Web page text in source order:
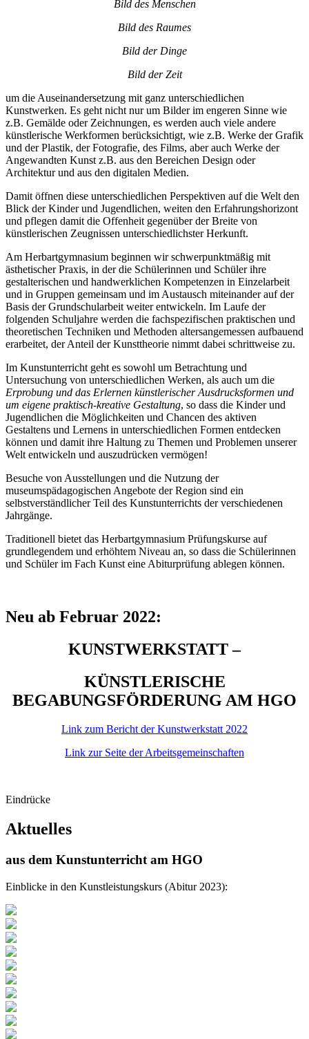
Bild des Menschen
Bild des Raumes
Bild der Dinge
Bild der Zeit
um die Auseinandersetzung mit ganz unterschiedlichen
Kunstwerken. Es geht nicht nur um Bilder im engeren Sinne wie
z.B. Gemälde oder Zeichnungen, es werden auch viele andere
künstlerische Werkformen berücksichtigt, wie z.B. Werke der Grafik
und der Plastik, der Fotografie, des Films, aber auch Werke der
Angewandten Kunst z.B. aus den Bereichen Design oder
Architektur und aus den digitalen Medien.
Damit öffnen diese unterschiedlichen Perspektiven auf die Welt den
Blick der Kinder und Jugendlichen, weiten den Erfahrungshorizont
und pflegen damit die Offenheit gegenüber der Breite von
künstlerischen Zeugnissen unterschiedlichster Herkunft.
Am Herbartgymnasium beginnen wir schwerpunktmäßig mit
ästhetischer Praxis, in der die Schülerinnen und Schüler ihre
gestalterischen und handwerklichen Kompetenzen in Einzelarbeit
und in Gruppen gemeinsam und im Austausch miteinander auf der
Basis der Grundschularbeit weiter entwickeln. Im Laufe der
folgenden Schuljahre werden die fachspezifischen praktischen und
theoretischen Techniken und Methoden altersangemessen aufbauend
erarbeitet, der Anteil der Kunsttheorie nimmt dabei schrittweise zu.
Im Kunstunterricht geht es sowohl um Betrachtung und
Untersuchung von unterschiedlichen Werken, als auch um die
Erprobung und das Erlernen künstlerischer Ausdrucksformen und
um eigene praktisch-kreative Gestaltung, so dass die Kinder und
Jugendlichen die Möglichkeiten und Chancen des aktiven
Gestaltens und Lernens in unterschiedlichen Formen entdecken
können und damit ihre Haltung zu Themen und Problemen unserer
Welt entwickeln und auszudrücken vermögen!
Besuche von Ausstellungen und die Nutzung der
museumspädagogischen Angebote der Region sind ein
selbstverständlicher Teil des Kunstunterrichts der verschiedenen
Jahrgänge.
Traditionell bietet das Herbartgymnasium Prüfungskurse auf
grundlegendem und erhöhtem Niveau an, so dass die Schülerinnen
und Schüler im Fach Kunst eine Abiturprüfung ablegen können.
Neu ab Februar 2022:
KUNSTWERKSTATT –
KÜNSTLERISCHE
BEGABUNGSFÖRDERUNG AM HGO
Link zum Bericht der Kunstwerkstatt 2022
Link zur Seite der Arbeitsgemeinschaften
Eindrücke
Aktuelles
aus dem Kunstunterricht am HGO
Einblicke in den Kunstleistungskurs (Abitur 2023):